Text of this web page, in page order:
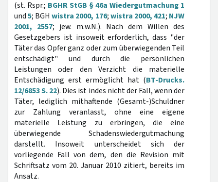
(st. Rspr.; BGHR StGB § 46a Wiedergutmachung 1
und5; BGHwistra 2000, 176;wistra 2000, 421; NJW
2001, 2557; jew. m.w.N.). Nach dem Willen des
Gesetzgebers ist insoweit erforderlich, dass "der
Täter das Opfer ganz oder zum überwiegenden Teil
entschädigt" und durch die persönlichen
Leistungen oder den Verzicht die materielle
Entschädigung erst ermöglicht hat (BT-Drucks.
12/6853 S. 22). Dies ist indes nicht der Fall, wenn der
Täter, lediglich mithaftende (Gesamt-)Schuldner
zur Zahlung veranlasst, ohne eine eigene
materielle Leistung zu erbringen, die eine
überwiegende Schadenswiedergutmachung
darstellt. Insoweit unterscheidet sich der
vorliegende Fall von dem, den die Revision mit
Schriftsatz vom 20. Januar 2010 zitiert, bereits im
Ansatz.